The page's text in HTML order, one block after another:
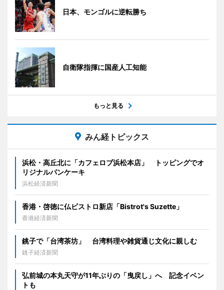
日本、モンゴルに逆転勝ち
自衛隊指揮に国産人工知能
もっと見る
みん経トピックス
浜松・高丘北に「カフェロブ浜松本店」 トッピングでオ
リジナルパンケーキ
浜松経済新聞
香港・啓徳に仏ビストロ新店「Bistrot's Suzette」
香港経済新聞
銚子で「台湾茶坊」 台湾料理や雑貨通じ文化に親しむ
銚子経済新聞
弘前城の本丸天守が11年ぶりの「曳戻し」へ 記念イベン
トも